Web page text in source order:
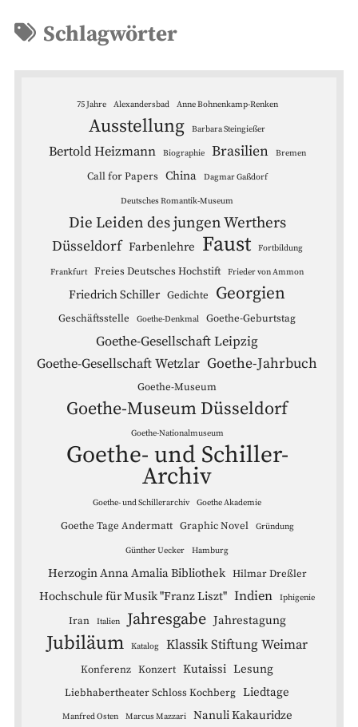
Schlagwörter
75 Jahre Alexandersbad Anne Bohnenkamp-Renken
Ausstellung Barbara Steingießer
Bertold Heizmann Biographie Brasilien Bremen
Call for Papers China Dagmar Gaßdorf
Deutsches Romantik-Museum
Die Leiden des jungen Werthers
Düsseldorf Farbenlehre Faust Fortbildung
Frankfurt Freies Deutsches Hochstift Frieder von Ammon
Friedrich Schiller Gedichte Georgien
Geschäftsstelle Goethe-Denkmal Goethe-Geburtstag
Goethe-Gesellschaft Leipzig
Goethe-Gesellschaft Wetzlar Goethe-Jahrbuch
Goethe-Museum
Goethe-Museum Düsseldorf
Goethe-Nationalmuseum
Goethe- und Schiller-
Archiv
Goethe- und Schillerarchiv Goethe Akademie
Goethe Tage Andermatt Graphic Novel Gründung
Günther Uecker Hamburg
Herzogin Anna Amalia Bibliothek Hilmar Dreßler
Hochschule für Musik "Franz Liszt" Indien Iphigenie
Iran Italien Jahresgabe Jahrestagung
Jubiläum Katalog Klassik Stiftung Weimar
Konferenz Konzert Kutaissi Lesung
Liebhabertheater Schloss Kochberg Liedtage
Manfred Osten Marcus Mazzari Nanuli Kakauridze